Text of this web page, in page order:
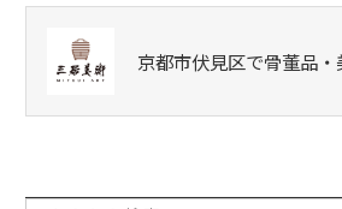
京都市伏見区で骨董品